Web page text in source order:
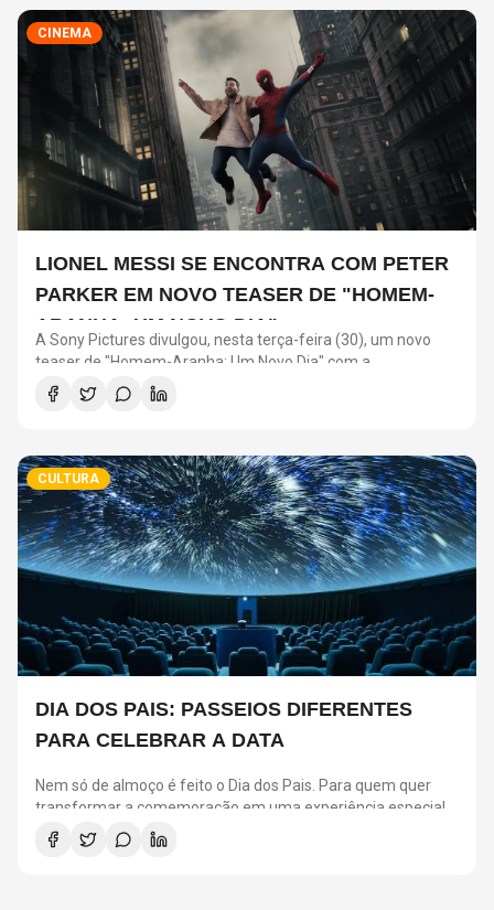
CINEMA
LIONEL MESSI SE ENCONTRA COM PETER
PARKER EM NOVO TEASER DE "HOMEM-
ARANHA: UM NOVO DIA"
A Sony Pictures divulgou, nesta terça-feira (30), um novo
teaser de "Homem-Aranha: Um Novo Dia" com a
participação de Lionel Messi. O astro argentino divide a cena
com o universo do herói em uma ação promocional do filme.
CULTURA
DIA DOS PAIS: PASSEIOS DIFERENTES
PARA CELEBRAR A DATA
Nem só de almoço é feito o Dia dos Pais. Para quem quer
transformar a comemoração em uma experiência especial,
São Paulo reúne atrações para todos os estilos.
Selecionamos seis passeios que prometem agradar pais e